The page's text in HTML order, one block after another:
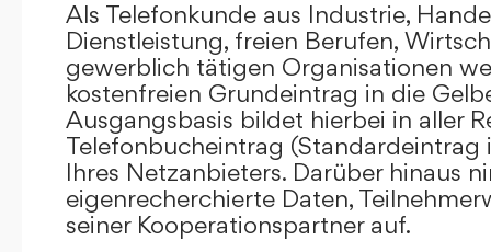
Als Telefonkunde aus Industrie,
Dienstleistung, freien Berufen,
gewerblich tätigen Organisationen
kostenfreien Grundeintrag in die
Ausgangsbasis bildet hierbei in aller
Telefonbucheintrag (Standardeintrag
Ihres Netzanbieters. Darüber hinaus
eigenrecherchierte Daten,
seiner Kooperationspartner auf.